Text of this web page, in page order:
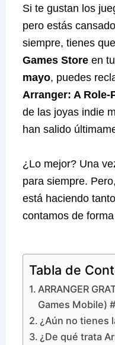
Si te gustan los
pero estás
siempre, tienes
Games Storeen tu
mayo, puedes
Arranger: A Role-
de las joyas indie
han salido
¿Lo mejor? Una
para siempre.
está haciendo
contamos de
Tabla de
ARRANGER
Games Mobile)
¿Aún no tienes
¿De qué trata